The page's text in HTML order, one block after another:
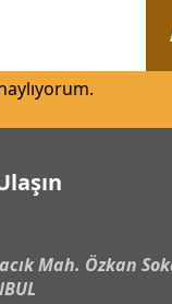
Mah. Özkan